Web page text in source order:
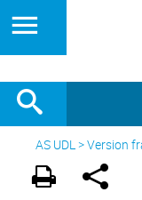
AS UDL>Version